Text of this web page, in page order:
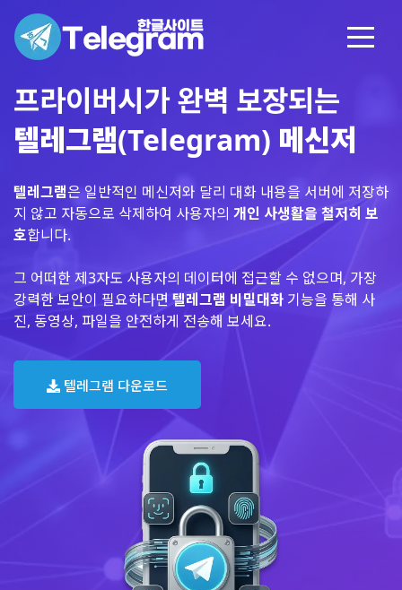
프라이버시가 완벽 보장되는
텔레그램(Telegram) 메신저
텔레그램은 일반적인 메신저와 달리 대화 내용을 서버에 저장하
지 않고 자동으로 삭제하여 사용자의 개인 사생활을 철저히 보
호합니다.
그 어떠한 제3자도 사용자의 데이터에 접근할 수 없으며, 가장
강력한 보안이 필요하다면 텔레그램 비밀대화 기능을 통해 사
진, 동영상, 파일을 안전하게 전송해 보세요.
텔레그램 다운로드